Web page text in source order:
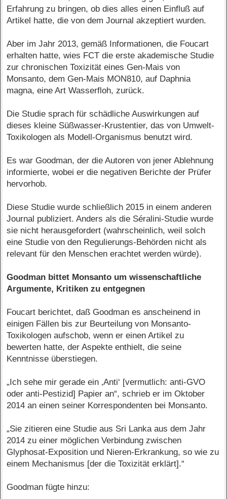
Erfahrung zu bringen, ob dies alles einen Einfluß auf
Artikel hatte, die von dem Journal akzeptiert wurden.
Aber im Jahr 2013, gemäß Informationen, die Foucart
erhalten hatte, wies FCT die erste akademische Studie
zur chronischen Toxizität eines Gen-Mais von
Monsanto, dem Gen-Mais MON810, auf Daphnia
magna, eine Art Wasserfloh, zurück.
Die Studie sprach für schädliche Auswirkungen auf
dieses kleine Süßwasser-Krustentier, das von Umwelt-
Toxikologen als Modell-Organismus benutzt wird.
Es war Goodman, der die Autoren von jener Ablehnung
informierte, wobei er die negativen Berichte der Prüfer
hervorhob.
Diese Studie wurde schließlich 2015 in einem anderen
Journal publiziert. Anders als die Séralini-Studie wurde
sie nicht herausgefordert (wahrscheinlich, weil solch
eine Studie von den Regulierungs-Behörden nicht als
relevant für den Menschen erachtet werden würde).
Goodman bittet Monsanto um wissenschaftliche
Argumente, Kritiken zu entgegnen
Foucart berichtet, daß Goodman es anscheinend in
einigen Fällen bis zur Beurteilung von Monsanto-
Toxikologen aufschob, wenn er einen Artikel zu
bewerten hatte, der Aspekte enthielt, die seine
Kenntnisse überstiegen.
„Ich sehe mir gerade ein ‚Anti‘ [vermutlich: anti-GVO
oder anti-Pestizid] Papier an“, schrieb er im Oktober
2014 an einen seiner Korrespondenten bei Monsanto.
„Sie zitieren eine Studie aus Sri Lanka aus dem Jahr
2014 zu einer möglichen Verbindung zwischen
Glyphosat-Exposition und Nieren-Erkrankung, so wie zu
einem Mechanismus [der die Toxizität erklärt].“
Goodman fügte hinzu: